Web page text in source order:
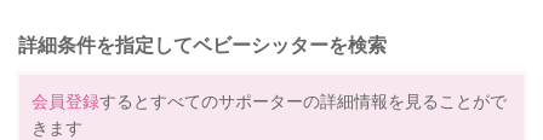
詳細条件を指定してベビーシッターを検索
会員登録するとすべてのサポーターの詳細情報を見ることがで
きます